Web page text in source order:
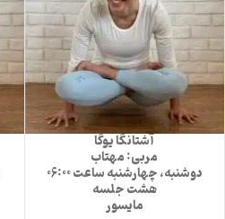
آشتانگا یوگا
مربی: مهتاب
دوشنبه، چهارشنبه ساعت 06:00
هشت جلسه
مایسور